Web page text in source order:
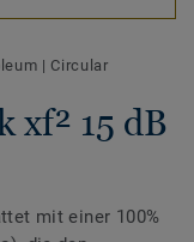
| Circular
xf² 15 dB
mit einer 100%